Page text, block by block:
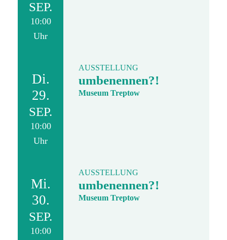
SEP.
10:00
Uhr
Di.
29.
SEP.
10:00
Uhr
AUSSTELLUNG
umbenennen?!
Museum Treptow
Mi.
30.
SEP.
10:00
AUSSTELLUNG
umbenennen?!
Museum Treptow